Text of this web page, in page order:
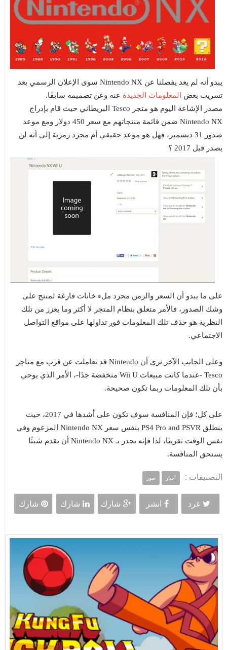
يبدو أنه لم يعد يفصلنا عن Nintendo NX سوى الإعلان الرسمي بعد
تسريب بعض المعلومات الجديدة عنه وعن تصميمه سابقًا.
مصدر الإشاعة اليوم هو متجر Tesco البريطاني حيث قام بإدراج
Nintendo NX ضمن قائمة منتجاتهم مع سعر 450 دولار ومع موعد
صدور 31 ديسمبر، فهل هو موعد حقيقي أم مجرد رمزية إلى أنه لن
يصدر قبل 2017 ؟
على ما يبدو أن السعر والزمن مجرد ملء خانات فارغة لمنتج على
وشك الصدور، فالأمر متعلق بنظام المتجر لا أكثر وما يعزز من تلك
النظرية هو حذف تلك المعلومات فور تداولها على مواقع التواصل
الاجتماعي.
وعلى الجانب الآخر نرى أن Nintendo قد تعاملت عن قرب مع متاجر
Tesco -عندما كانت مبيعات Wii U منخفضة جدًا-، الأمر الذي يوحي
بأن تلك المعلومات ربما تكون صحيحة.
على كل؛ فإن المنافسة سوف تكون على أشدها في 2017، حيث
ينطلق PS4 Pro and PSVR بنفس سعر Nintendo NX المزعوم وفي
نفس الوقت تقريبًا، لذا فإنه يجدر بـ Nintendo NX أن يقدم شيئًا
يستحق المنافسة.
التصنيفات : أخبار صور
غرد انشر شارك شارك شارك